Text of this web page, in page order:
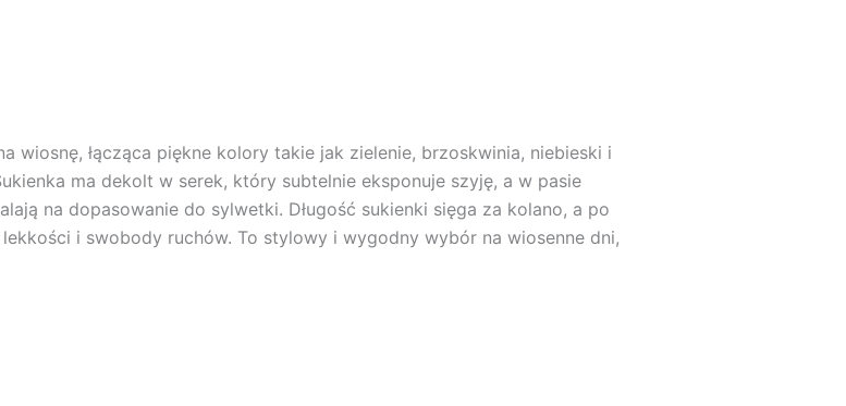
wiosnę, łącząca piękne kolory takie jak zielenie, brzoskwinia, niebieski i
ma dekolt w serek, który subtelnie eksponuje szyję, a w pasie
na dopasowanie do sylwetki. Długość sukienki sięga za kolano, a po
i swobody ruchów. To stylowy i wygodny wybór na wiosenne dni,